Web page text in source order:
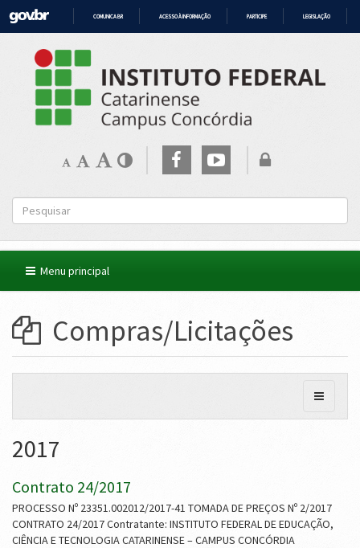
CONTEÚDO
COMUNICA BR ACESSO À INFORMAÇÃO PARTICIPE LEGISLAÇÃO
Menu principal
Compras/Licitações
2017
Contrato 24/2017
PROCESSO Nº 23351.002012/2017-41 TOMADA DE PREÇOS Nº 2/2017
CONTRATO 24/2017 Contratante: INSTITUTO FEDERAL DE EDUCAÇÃO,
CIÊNCIA E TECNOLOGIA CATARINENSE – CAMPUS CONCÓRDIA